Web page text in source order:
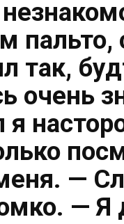
так,
очень
я
—
— Я